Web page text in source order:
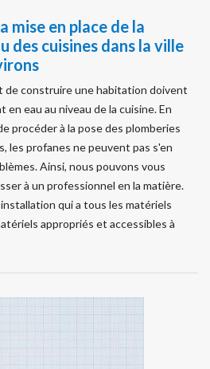
mise en place de la
des cuisines dans la ville
de construire une habitation doivent
eau au niveau de la cuisine. En
procéder à la pose des plomberies
les profanes ne peuvent pas s'en
Ainsi, nous pouvons vous
à un professionnel en la matière.
qui a tous les matériels
appropriés et accessibles à